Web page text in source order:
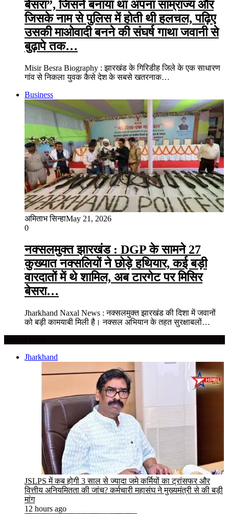
बेसरा”, जिसने बनाया था अपना साम्राज्य और
जिसके नाम से पुलिस में होती थी हलचल, पढ़िए
उसकी माओवादी बनने की संघर्ष गाथा जवानी से
बुढ़ापे तक…
Misir Besra Biography : झारखंड के गिरिडीह जिले के एक साधारण
गांव से निकला युवक कैसे देश के सबसे खतरनाक…
Business
अमिताभ सिन्हाMay 21, 2026
0
नक्सलमुक्त झारखंड : DGP के सामने 27
कुख्यात नक्सलियों ने छोड़े हथियार, कई बड़ी
वारदातों में थे शामिल, अब टारगेट पर मिसिर
बेसरा…
Jharkhand Naxal News : नक्सलमुक्त झारखंड की दिशा में जवानों
को बड़ी कामयाबी मिली है। नक्सल अभियान के तहत सुरक्षाबलों…
Jharkhand
JSLPS में कब होगी 3 साल से ज्यादा जमे कर्मियों का ट्रांसफर और
वित्तीय अनियमितता की जांच? कर्मचारी महासंघ ने मुख्यमंत्री से की बड़ी
मांग
12 hours ago